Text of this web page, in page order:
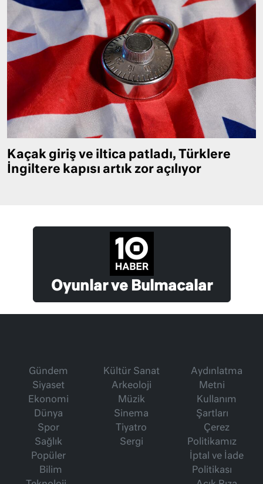
Kaçak giriş ve iltica patladı, Türklere
İngiltere kapısı artık zor açılıyor
Oyunlar ve Bulmacalar
Gündem
Siyaset
Ekonomi
Dünya
Spor
Sağlık
Popüler
Bilim
Kültür Sanat
Arkeoloji
Müzik
Sinema
Tiyatro
Sergi
Aydınlatma
Metni
Kullanım
Şartları
Çerez
Politikamız
İptal ve İade
Politikası